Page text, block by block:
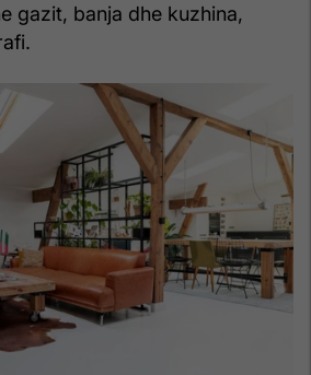
gazit, banja dhe kuzhina,